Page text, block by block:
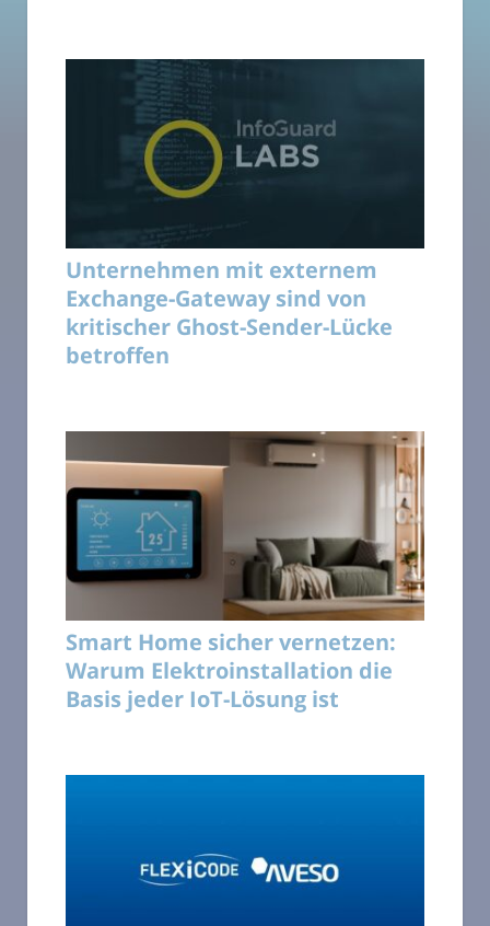
Unternehmen mit externem
Exchange-Gateway sind von
kritischer Ghost-Sender-Lücke
betroffen
Smart Home sicher vernetzen:
Warum Elektroinstallation die
Basis jeder IoT-Lösung ist